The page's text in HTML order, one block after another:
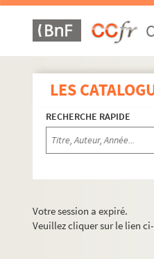
LES
RECHERCHE RAPIDE
Votre session a expiré.
Veuillez cliquer sur le lien